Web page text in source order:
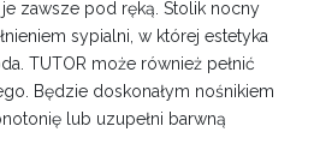
zawsze pod ręką. Stolik nocny
sypialni, w której estetyka
TUTOR może również pełnić
Będzie doskonałym nośnikiem
lub uzupełni barwną